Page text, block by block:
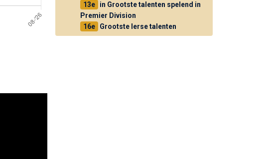
13e
in Grootste talenten spelend in
Premier Division
16e
Grootste Ierse talenten